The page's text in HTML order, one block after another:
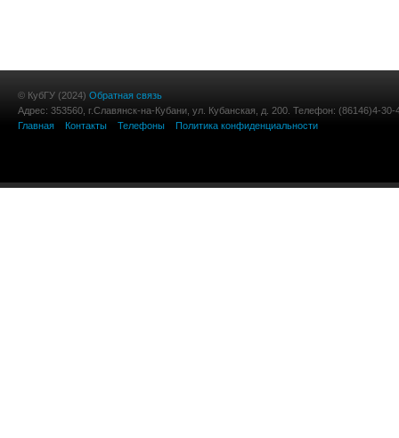
© КубГУ (2024) Обратная связь
Адрес: 353560, г.Славянск-на-Кубани, ул. Кубанская, д. 200. Телефон: (86146)4-30-
Главная
Контакты Телефоны Политика конфиденциальности